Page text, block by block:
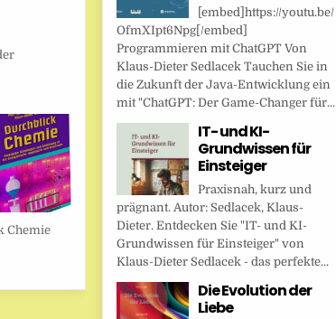
Chemie
[embed]https://youtu.be/
OfmXIpt6Npg[/embed]
Programmieren mit ChatGPT Von
Klaus-Dieter Sedlacek Tauchen Sie in
die Zukunft der Java-Entwicklung ein
mit "ChatGPT: Der Game-Changer für...
IT- und KI-
Grundwissen für
Einsteiger
Praxisnah, kurz und
prägnant. Autor: Sedlacek, Klaus-
Dieter. Entdecken Sie "IT- und KI-
Grundwissen für Einsteiger" von
Klaus-Dieter Sedlacek - das perfekte...
Die Evolution der
Liebe